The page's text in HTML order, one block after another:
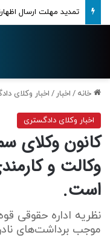
تمدید مهلت ارسال
خانه / اخبار / اخبار وکلای
اخبار وکلای دادگستری
کانون وکلای
وکالت و
است.
نظریه اداره حقوقی
موجب برداشت‌های